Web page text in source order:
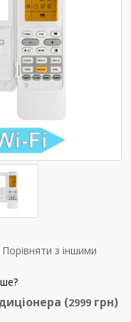
Порівняти з іншими
(2999 грн)